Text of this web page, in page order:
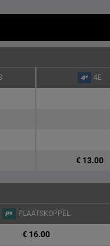
4E
€ 13.00
PLAATSKOPPEL
€ 16.00